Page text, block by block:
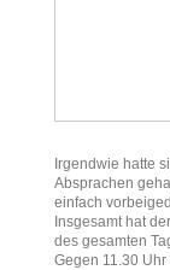
Irgendwie hatte
Absprachen
einfach
Insgesamt hat
des gesamten
Gegen 11.30